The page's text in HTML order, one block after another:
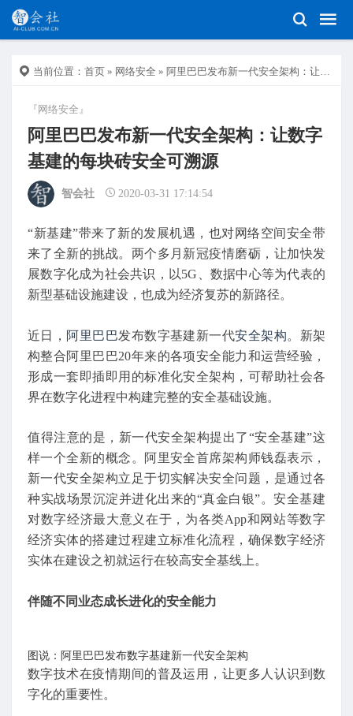
当前位置： 首页 » 网络安全 » 阿里巴巴发布新一代安全架构：让数字基建的每块砖安全可溯源
『网络安全』
阿里巴巴发布新一代安全架构：让数字
基建的每块砖安全可溯源
智会社 2020-03-31 17:14:54
“新基建”带来了新的发展机遇，也对网络空间安全带
来了全新的挑战。两个多月新冠疫情磨砺，让加快发
展数字化成为社会共识，以5G、数据中心等为代表的
新型基础设施建设，也成为经济复苏的新路径。
近日， 阿里巴巴发布数字基建新一代安全架构。新架
构整合阿里巴巴20年来的各项安全能力和运营经验，
形成一套即插即用的标准化安全架构，可帮助社会各
界在数字化进程中构建完整的安全基础设施。
值得注意的是，新一代安全架构提出了“安全基建”这
样一个全新的概念。阿里安全首席架构师钱磊表示，
新一代安全架构立足于切实解决安全问题，是通过各
种实战场景沉淀并进化出来的“真金白银”。安全基建
对数字经济最大意义在于，为各类App和网站等数字
经济实体的搭建过程建立标准化流程，确保数字经济
实体在建设之初就运行在较高安全基线上。
伴随不同业态成长进化的安全能力
图说：阿里巴巴发布数字基建新一代安全架构
数字技术在疫情期间的普及运用，让更多人认识到数
字化的重要性。